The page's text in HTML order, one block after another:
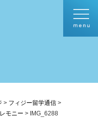
> フィジー留学通信 >
モニー > IMG_6288